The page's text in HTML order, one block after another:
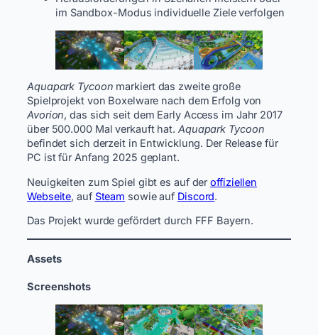
im Sandbox-Modus individuelle Ziele verfolgen
Aquapark Tycoon markiert das zweite große
Spielprojekt von Boxelware nach dem Erfolg von
Avorion, das sich seit dem Early Access im Jahr 2017
über 500.000 Mal verkauft hat. Aquapark Tycoon
befindet sich derzeit in Entwicklung. Der Release für
PC ist für Anfang 2025 geplant.
Neuigkeiten zum Spiel gibt es auf deroffiziellen
Webseite, auf Steam sowie auf Discord.
Das Projekt wurde gefördert durch FFF Bayern.
Assets
Screenshots